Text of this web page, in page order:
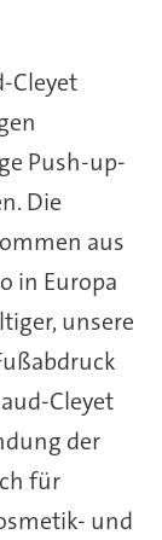
Cleyet
Push-up-
Die
aus
in Europa
unsere
Cleyet
der
für
und